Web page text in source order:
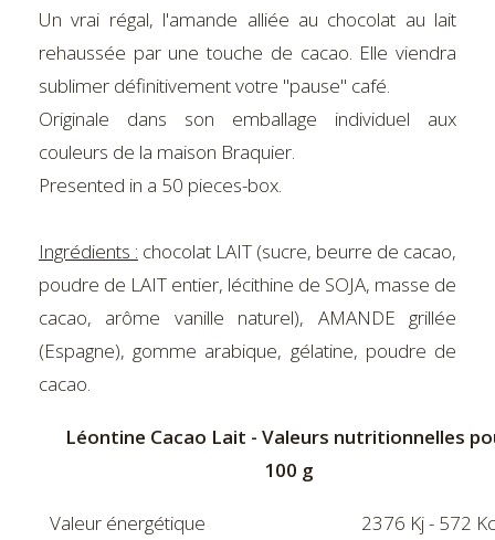
Un vrai régal, l'amande alliée au chocolat au lait
rehaussée par une touche de cacao. Elle viendra
sublimer définitivement votre "pause" café.
Originale dans son emballage individuel aux
couleurs de la maison Braquier.
Presented in a 50 pieces-box.
Ingrédients : chocolat LAIT (sucre, beurre de cacao,
poudre de LAIT entier, lécithine de SOJA, masse de
cacao, arôme vanille naturel), AMANDE grillée
(Espagne), gomme arabique, gélatine, poudre de
cacao.
Léontine Cacao Lait - Valeurs nutritionnelles
100 g
Valeur énergétique 2376 Kj - 572